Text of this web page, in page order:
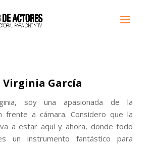
Virginia García
soy una apasionada de la
frente a cámara. Considero que la
a estar aquí y ahora, donde todo
un instrumento fantástico para